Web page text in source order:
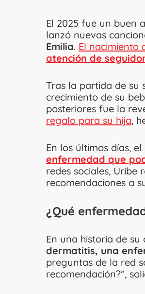
El 2025 fue un buen
lanzó nuevas
Emilia. El nacimiento
atención de
Tras la partida de su
crecimiento de su
posteriores fue la
regalo para su hija,
En los últimos días,
enfermedad que
redes sociales, Uribe
recomendaciones a
¿Qué
En una historia de
dermatitis, una
preguntas de la red
recomendación?”,